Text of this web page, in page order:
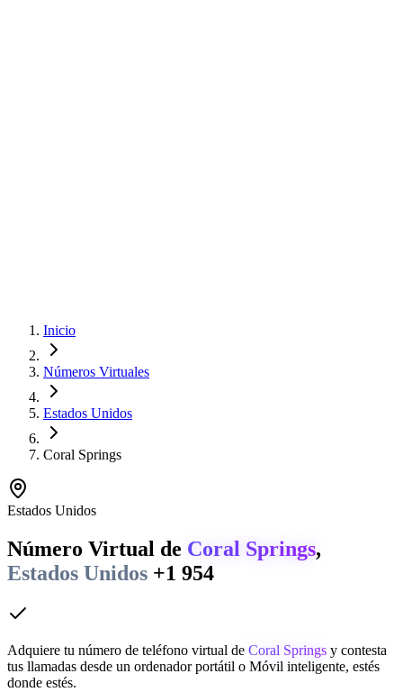
Inicio
Números Virtuales
Estados Unidos
Coral Springs
Estados Unidos
Número Virtual de Coral Springs,
Estados Unidos +1 954
Adquiere tu número de teléfono virtual de Coral Springs y contesta
tus llamadas desde un ordenador portátil o Móvil inteligente, estés
donde estés.